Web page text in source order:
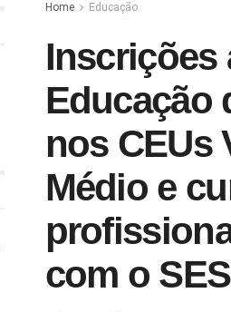
Home Educação
Inscrições
Educação
nos CEUs
Médio e
com o